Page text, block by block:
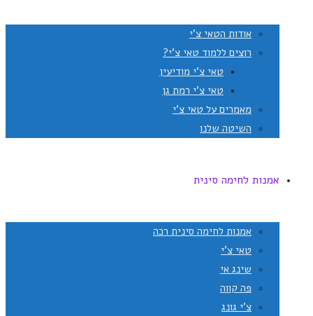
אודות הטאי צ'י
רוצים ללמוד טאי צ'י?
טאי צ'י מודיעין
טאי צ'י רמת גן
מאמרים על טאי צ'י
השיטה שלנו
אמנות לחימה סינית
אמנות לחימה סינית רכה
טאי צ'י
שינג אי
פה קווה
צ'י גונג